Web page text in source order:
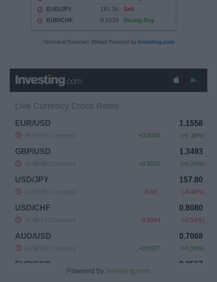
Technical Summary Widget Powered by Investing.com
Powered by Investing.com